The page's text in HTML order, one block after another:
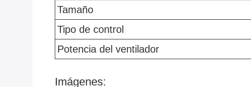
Tamaño
Tipo de control
Potencia del ventilador
Imágenes: